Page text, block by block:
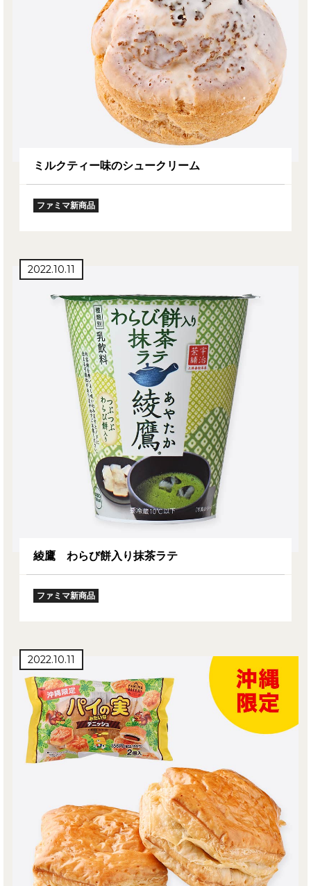
ミルクティー味のシュークリーム
ファミマ新商品
2022.10.11
綾鷹 わらび餅入り抹茶ラテ
ファミマ新商品
2022.10.11